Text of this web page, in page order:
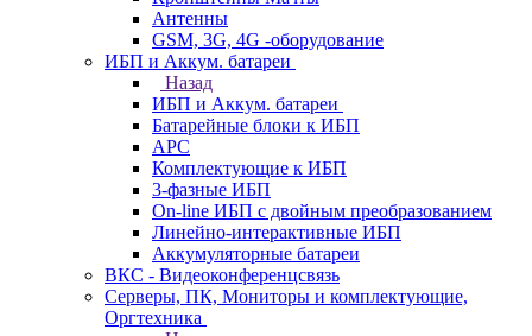
Антенны
GSM, 3G, 4G -оборудование
ИБП и Аккум. батареи
Назад
ИБП и Аккум. батареи
Батарейные блоки к ИБП
APC
Комплектующие к ИБП
3-фазные ИБП
On-line ИБП с двойным преобразованием
Линейно-интерактивные ИБП
Аккумуляторные батареи
ВКС - Видеоконференцсвязь
Серверы, ПК, Мониторы и комплектующие,
Оргтехника